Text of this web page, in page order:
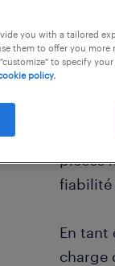
Vous
pièces
fiabilité
En tant
charge
you with a tailored
them to offer you
to specify
policy.